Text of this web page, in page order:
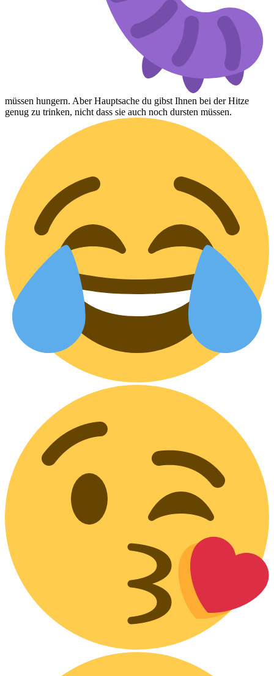
müssen hungern. Aber Hauptsache du gibst Ihnen bei der Hitze
genug zu trinken, nicht dass sie auch noch dursten müssen.